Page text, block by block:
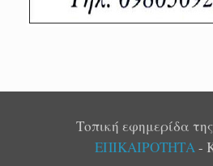
Τοπική εφημερίδα
ΕΠΙΚΑΙΡΟΤΗΤΑ-